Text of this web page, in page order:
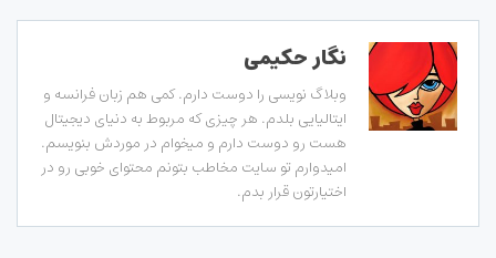
نگار حکیمی
وبلاگ نویسی را دوست دارم. کمی هم زبان فرانسه و
ایتالیایی بلدم. هر چیزی که مربوط به دنیای دیجیتال
هست رو دوست دارم و میخوام در موردش بنویسم.
امیدوارم تو سایت مخاطب بتونم محتوای خوبی رو در
اختیارتون قرار بدم.